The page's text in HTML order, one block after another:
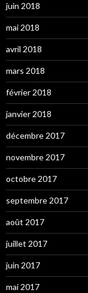
juin 2018
mai 2018
avril 2018
mars 2018
février 2018
janvier 2018
décembre 2017
novembre 2017
octobre 2017
septembre 2017
août 2017
juillet 2017
juin 2017
mai 2017